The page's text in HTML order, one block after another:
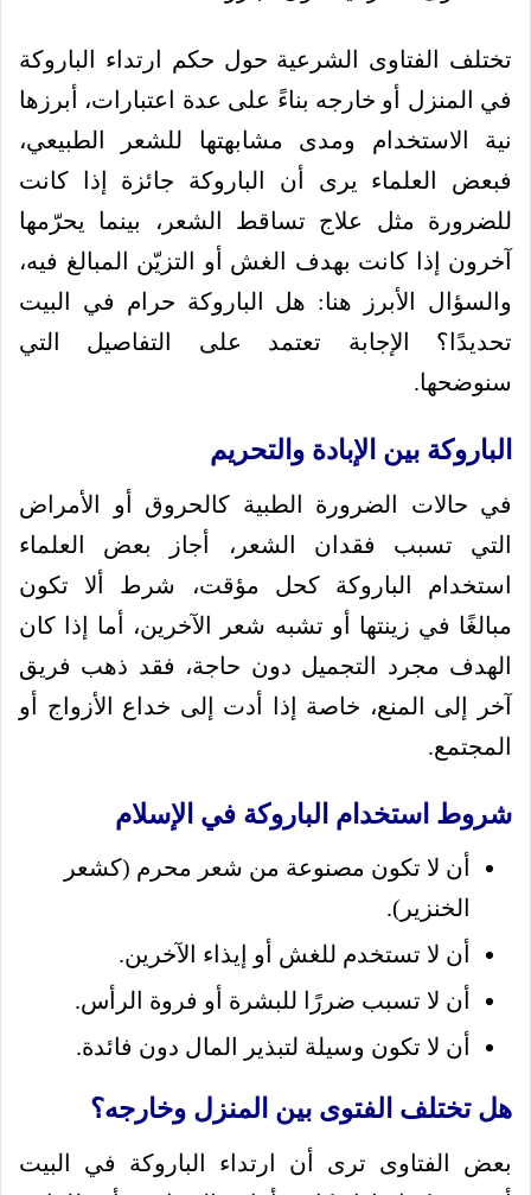
تختلف الفتاوى الشرعية حول حكم ارتداء الباروكة
في المنزل أو خارجه بناءً على عدة اعتبارات، أبرزها
نية الاستخدام ومدى مشابهتها للشعر الطبيعي،
فبعض العلماء يرى أن الباروكة جائزة إذا كانت
للضرورة مثل علاج تساقط الشعر، بينما يحرّمها
آخرون إذا كانت بهدف الغش أو التزيّن المبالغ فيه،
والسؤال الأبرز هنا: هل الباروكة حرام في البيت
تحديدًا؟ الإجابة تعتمد على التفاصيل التي
سنوضحها.
الباروكة بين الإبادة والتحريم
في حالات الضرورة الطبية كالحروق أو الأمراض
التي تسبب فقدان الشعر، أجاز بعض العلماء
استخدام الباروكة كحل مؤقت، شرط ألا تكون
مبالغًا في زينتها أو تشبه شعر الآخرين، أما إذا كان
الهدف مجرد التجميل دون حاجة، فقد ذهب فريق
آخر إلى المنع، خاصة إذا أدت إلى خداع الأزواج أو
المجتمع.
شروط استخدام الباروكة في الإسلام
أن لا تكون مصنوعة من شعر محرم (كشعر
الخنزير).
أن لا تستخدم للغش أو إيذاء الآخرين.
أن لا تسبب ضررًا للبشرة أو فروة الرأس.
أن لا تكون وسيلة لتبذير المال دون فائدة.
هل تختلف الفتوى بين المنزل وخارجه؟
بعض الفتاوى ترى أن ارتداء الباروكة في البيت